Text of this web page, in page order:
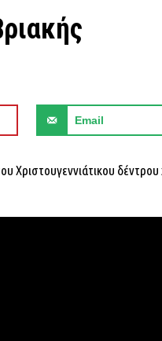
Email
Χριστουγεννιάτικου